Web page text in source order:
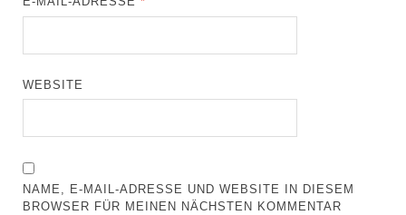
WEBSITE
NAME, E-MAIL-ADRESSE UND WEBSITE IN DIESEM
BROWSER FÜR MEINEN NÄCHSTEN KOMMENTAR